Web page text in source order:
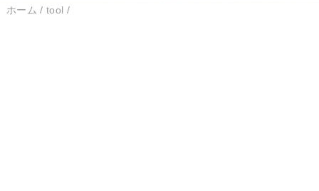
ホーム / tool /